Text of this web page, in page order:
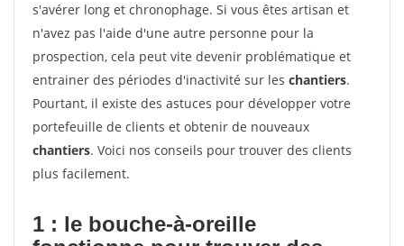
s'avérer long et chronophage. Si vous êtes artisan et
n'avez pas l'aide d'une autre personne pour la
prospection, cela peut vite devenir problématique et
entrainer des périodes d'inactivité sur les chantiers.
Pourtant, il existe des astuces pour développer votre
portefeuille de clients et obtenir de nouveaux
chantiers. Voici nos conseils pour trouver des clients
plus facilement.
1 : le bouche-à-oreille